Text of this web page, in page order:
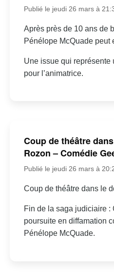
Publié le jeudi 26 mars à
Après près de 10 ans de
Pénélope McQuade peut
Une issue qui représente
pour l’animatrice.
Coup de théâtre
Rozon – Comédie
Publié le jeudi 26 mars à
Coup de théâtre dans le
Fin de la saga judiciaire :
poursuite en diffamation
Pénélope McQuade.